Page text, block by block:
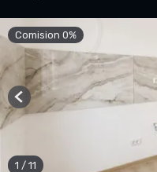
Comision 0%
1 / 11
Previous